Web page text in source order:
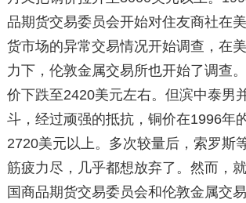
品期货交易委员会开始对住友商社在
货市场的异常交易情况开始调查，在
力下，伦敦金属交易所也开始了调查
价下跌至2420美元左右。但滨中泰男
斗，经过顽强的抵抗，铜价在1996年
2720美元以上。多次较量后，索罗斯
筋疲力尽，几乎都想放弃了。然而，
国商品期货交易委员会和伦敦金属交